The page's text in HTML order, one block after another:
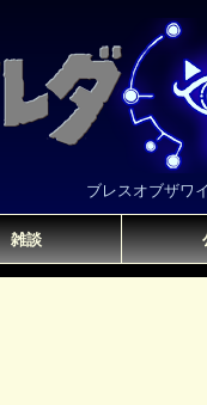
ブレスオブザワ
雑談